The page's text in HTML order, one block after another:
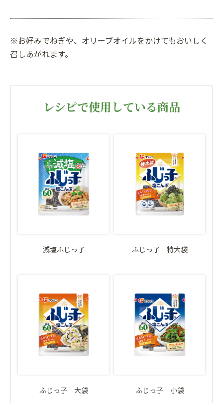
※お好みでねぎや、オリーブオイルをかけてもおいしく
召しあがれます。
レシピで使用している商品
減塩ふじっ子 ふじっ子 特大袋
ふじっ子 大袋 ふじっ子 小袋